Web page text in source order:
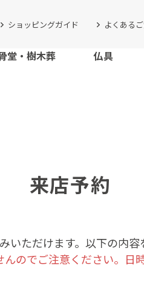
ショッピングガイド よくある
堂・樹木葬 仏具
来店予約
いただけます。以下の内容
のでご注意ください。日